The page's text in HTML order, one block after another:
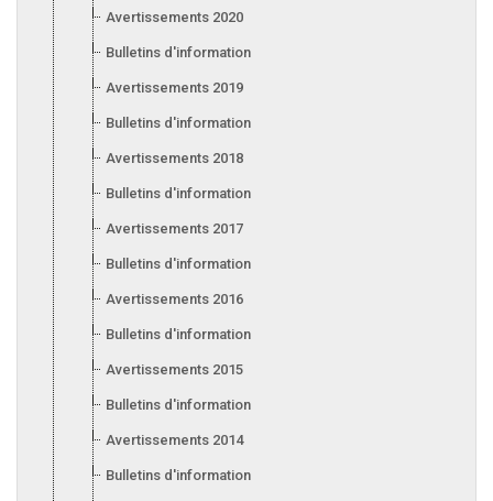
Avertissements 2020
Bulletins d'information 2020
Avertissements 2019
Bulletins d'information 2019
Avertissements 2018
Bulletins d'information 2018
Avertissements 2017
Bulletins d'information 2017
Avertissements 2016
Bulletins d'information 2016
Avertissements 2015
Bulletins d'information 2015
Avertissements 2014
Bulletins d'information 2014